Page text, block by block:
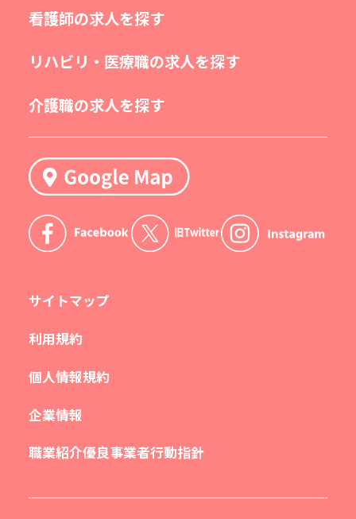
看護師の求人を探す
リハビリ・医療職の求人を探す
介護職の求人を探す
サイトマップ
利用規約
個人情報規約
企業情報
職業紹介優良事業者行動指針